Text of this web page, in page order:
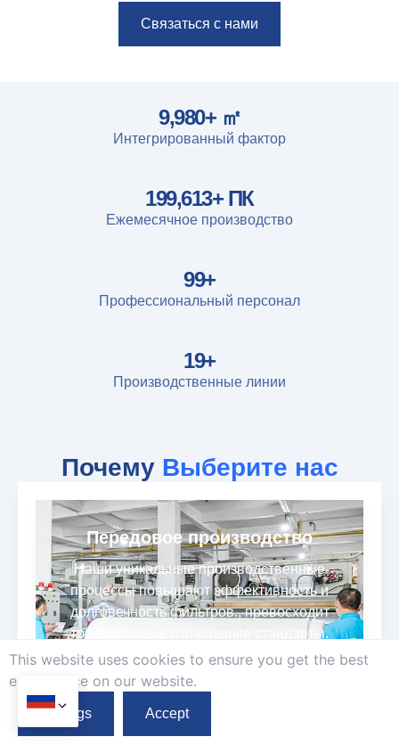
Связаться с нами
Интегрированный фактор
10,000+ ㎡
Ежемесячное производство
200,000+ ПК
Профессиональный персонал
100+
Производственные линии
20+
Почему Выберите нас
Передовое производство
Наши уникальные производственные
процессы повышают эффективность и
долговечность фильтров., превосходит
традиционные отраслевые стандарты.
This website uses cookies to ensure you get the best
exprerience on our website.